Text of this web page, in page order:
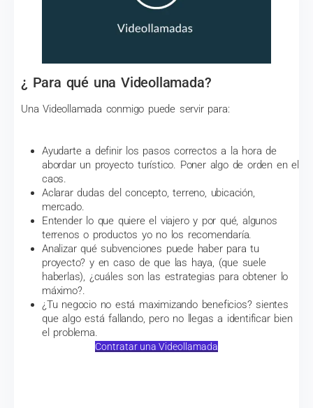
¿ Para qué una Videollamada?
Una Videollamada conmigo puede servir para:
Ayudarte a definir los pasos correctos a la hora de
abordar un proyecto turístico. Poner algo de orden en el
caos.
Aclarar dudas del concepto, terreno, ubicación,
mercado.
Entender lo que quiere el viajero y por qué, algunos
terrenos o productos yo no los recomendaría.
Analizar qué subvenciones puede haber para tu
proyecto? y en caso de que las haya, (que suele
haberlas), ¿cuáles son las estrategias para obtener lo
máximo?.
¿Tu negocio no está maximizando beneficios? sientes
que algo está fallando, pero no llegas a identificar bien
el problema.
Contratar una Videollamada